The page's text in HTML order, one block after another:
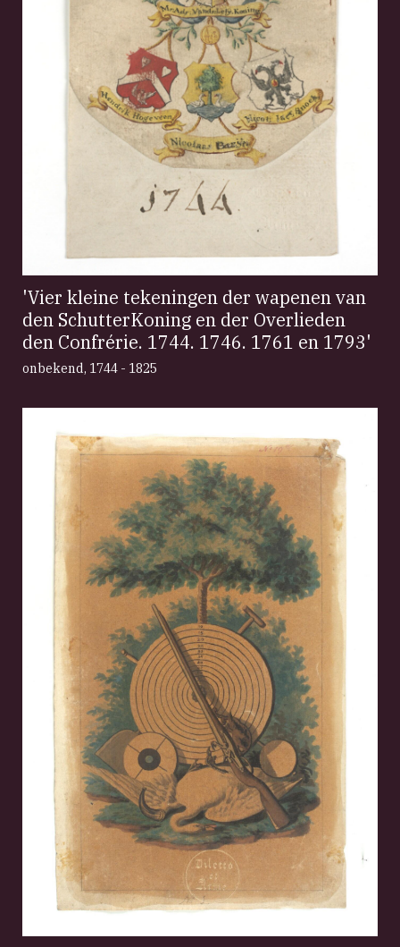
'Vier kleine tekeningen der wapenen van
den SchutterKoning en der Overlieden
den Confrérie. 1744. 1746. 1761 en 1793'
onbekend, 1744 - 1825